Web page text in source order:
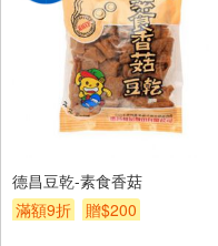
德昌豆乾-素食香菇
滿額9折
贈$200